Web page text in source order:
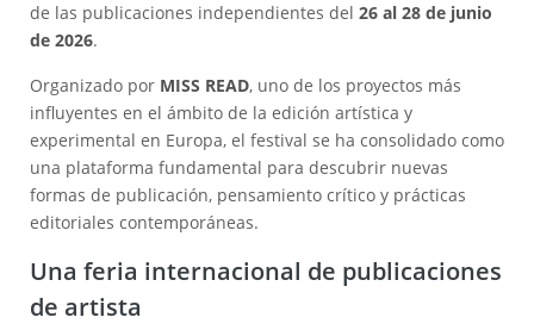
de las publicaciones independientes del 26 al 28 de junio
de 2026.
Organizado por MISS READ, uno de los proyectos más
influyentes en el ámbito de la edición artística y
experimental en Europa, el festival se ha consolidado como
una plataforma fundamental para descubrir nuevas
formas de publicación, pensamiento crítico y prácticas
editoriales contemporáneas.
Una feria internacional de publicaciones
de artista